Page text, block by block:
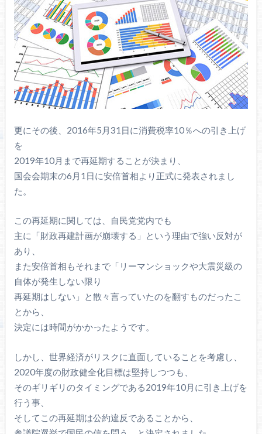
更にその後、2016年5月31日に消費税率10％への引き上げ
を
2019年10月まで再延期することが決まり、
国会会期末の6月1日に安倍首相より正式に発表されまし
た。
この再延期に関しては、自民党党内でも
主に「財政再建計画が崩壊する」という理由で強い反対が
あり、
また安倍首相もそれまで「リーマンショックや大震災級の
自体が発生しない限り
再延期はしない」と散々言っていたのを翻すものだったこ
とから、
決定には時間がかかったようです。
しかし、世界経済がリスクに直面していることを考慮し、
2020年度の財政健全化目標は堅持しつつも、
そのギリギリのタイミングである2019年10月に引き上げを
行う事、
そしてこの再延期は公約違反であることから、